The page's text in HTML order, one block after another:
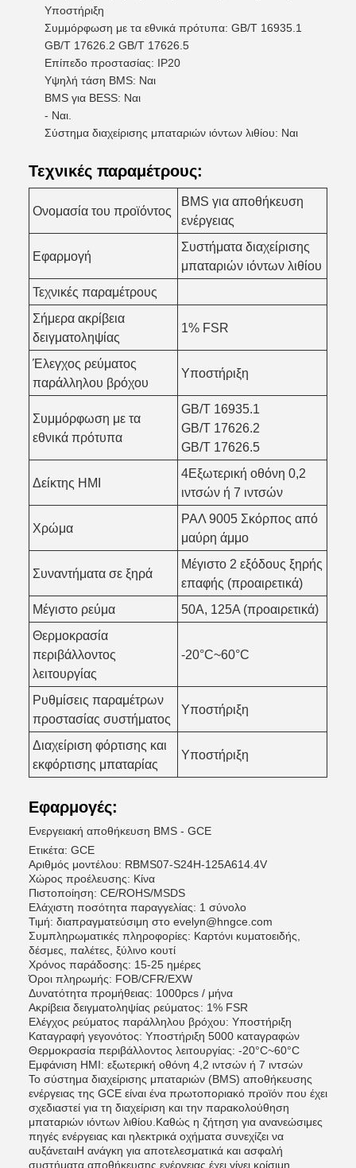
Υποστήριξη
Συμμόρφωση με τα εθνικά πρότυπα: GB/T 16935.1
GB/T 17626.2 GB/T 17626.5
Επίπεδο προστασίας: IP20
Υψηλή τάση BMS: Ναι
BMS για BESS: Ναι
- Ναι.
Σύστημα διαχείρισης μπαταριών ιόντων λιθίου: Ναι
Τεχνικές παραμέτρους:
Ονομασία του προϊόντος
BMS για αποθήκευση
ενέργειας
Εφαρμογή
Συστήματα διαχείρισης
μπαταριών ιόντων λιθίου
Τεχνικές παραμέτρους
Σήμερα ακρίβεια
δειγματοληψίας
1% FSR
Έλεγχος ρεύματος
παράλληλου βρόχου
Υποστήριξη
Συμμόρφωση με τα
εθνικά πρότυπα
GB/T 16935.1
GB/T 17626.2
GB/T 17626.5
Δείκτης HMI
4Εξωτερική οθόνη 0,2
ιντσών ή 7 ιντσών
Χρώμα
ΡΑΛ 9005 Σκόρπος από
μαύρη άμμο
Συναντήματα σε ξηρά
Μέγιστο 2 εξόδους ξηρής
επαφής (προαιρετικά)
Μέγιστο ρεύμα
50A, 125A (προαιρετικά)
Θερμοκρασία
περιβάλλοντος
λειτουργίας
-20°C~60°C
Ρυθμίσεις παραμέτρων
προστασίας συστήματος
Υποστήριξη
Διαχείριση φόρτισης και
εκφόρτισης μπαταρίας
Υποστήριξη
Εφαρμογές:
Ενεργειακή αποθήκευση BMS - GCE
Ετικέτα: GCE
Αριθμός μοντέλου: RBMS07-S24H-125A614.4V
Χώρος προέλευσης: Κίνα
Πιστοποίηση: CE/ROHS/MSDS
Ελάχιστη ποσότητα παραγγελίας: 1 σύνολο
Τιμή: διαπραγματεύσιμη στο evelyn@hngce.com
Συμπληρωματικές πληροφορίες: Καρτόνι κυματοειδής,
δέσμες, παλέτες, ξύλινο κουτί
Χρόνος παράδοσης: 15-25 ημέρες
Όροι πληρωμής: FOB/CFR/EXW
Δυνατότητα προμήθειας: 1000pcs / μήνα
Ακρίβεια δειγματοληψίας ρεύματος: 1% FSR
Ελέγχος ρεύματος παράλληλου βρόχου: Υποστήριξη
Καταγραφή γεγονότος: Υποστήριξη 5000 καταγραφών
Θερμοκρασία περιβάλλοντος λειτουργίας: -20°C~60°C
Εμφάνιση HMI: εξωτερική οθόνη 4,2 ιντσών ή 7 ιντσών
Το σύστημα διαχείρισης μπαταριών (BMS) αποθήκευσης
ενέργειας της GCE είναι ένα πρωτοποριακό προϊόν που έχει
σχεδιαστεί για τη διαχείριση και την παρακολούθηση
μπαταριών ιόντων λιθίου.Καθώς η ζήτηση για ανανεώσιμες
πηγές ενέργειας και ηλεκτρικά οχήματα συνεχίζει να
αυξάνεταιΗ ανάγκη για αποτελεσματικά και ασφαλή
συστήματα αποθήκευσης ενέργειας έχει γίνει κρίσιμη.